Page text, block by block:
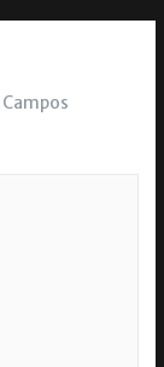
Campos